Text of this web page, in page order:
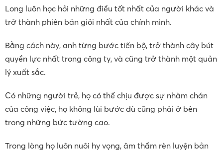
Long luôn học hỏi những điều tốt nhất của người khác và
trở thành phiên bản giỏi nhất của chính mình.
Bằng cách này, anh từng bước tiến bộ, trở thành cây bút
quyền lực nhất trong công ty, và cũng trở thành một quản
lý xuất sắc.
Có những người trẻ, họ có thể chịu được sự nhàm chán
của công việc, họ không lùi bước dù cũng phải ở bên
trong những bức tường cao.
Trong lòng họ luôn nuôi hy vọng, âm thầm rèn luyện bản